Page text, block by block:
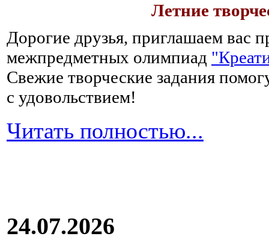
Летние
Дорогие друзья, приглашаем вас
межпредметных олимпиад
Свежие творческие задания
с удовольствием!
Читать полностью...
24.07.2026